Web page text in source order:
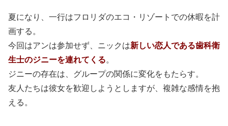
夏になり、一行はフロリダのエコ・リゾートでの休暇を計
画する。
今回はアンは参加せず、ニックは新しい恋人である歯科衛
生士のジニーを連れてくる
ジニーの存在は、グループの関係に変化をもたらす。
友人たちは彼女を歓迎しようとしますが、複雑な感情を抱
える。